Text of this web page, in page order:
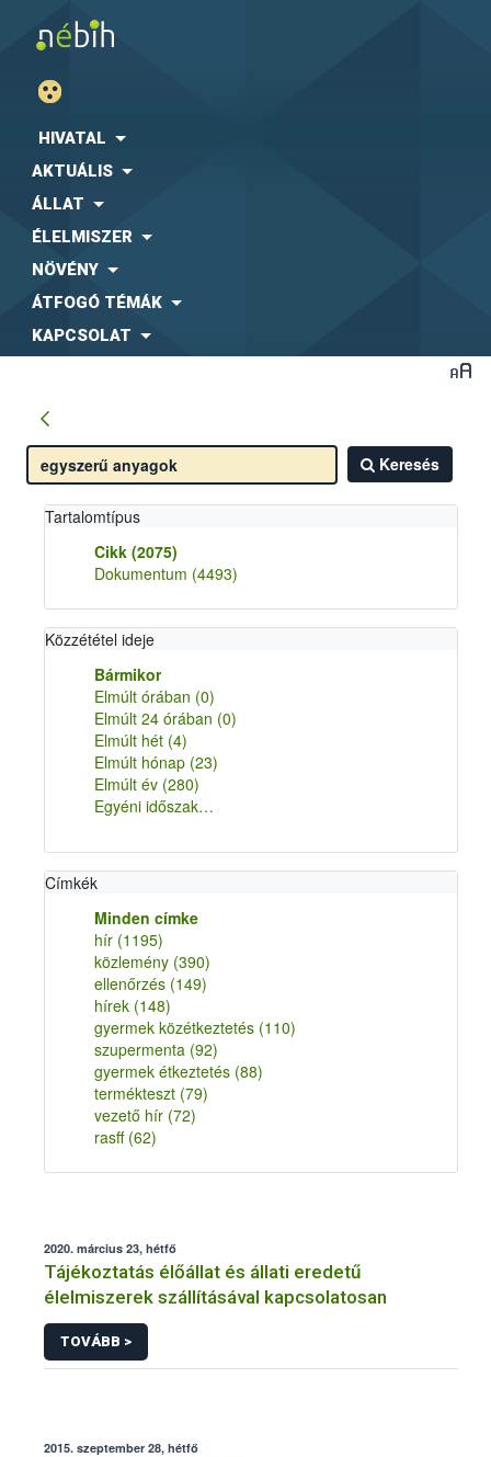
HIVATAL
AKTUÁLIS
ÁLLAT
ÉLELMISZER
NÖVÉNY
ÁTFOGÓ TÉMÁK
KAPCSOLAT
Keresés
Tartalomtípus
Cikk (2075)
Dokumentum (4493)
Közzététel ideje
Bármikor
Elmúlt órában (0)
Elmúlt 24 órában (0)
Elmúlt hét (4)
Elmúlt hónap (23)
Elmúlt év (280)
Egyéni időszak…
Címkék
Minden címke
hír (1195)
közlemény (390)
ellenőrzés (149)
hírek (148)
gyermek közétkeztetés (110)
szupermenta (92)
gyermek étkeztetés (88)
termékteszt (79)
vezető hír (72)
rasff (62)
2020. március 23, hétfő
Tájékoztatás élőállat és állati eredetű
élelmiszerek szállításával kapcsolatosan
TOVÁBB >
2015. szeptember 28, hétfő